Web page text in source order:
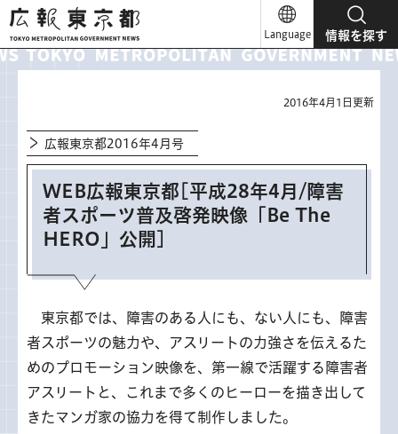
広報東京都
Language 情報を探す
2016年4月1日更新
広報東京都2016年4月号
WEB広報東京都[平成28年4月/障害
者スポーツ普及啓発映像「Be The
HERO」公開]
東京都では、障害のある人にも、ない人にも、障害
者スポーツの魅力や、アスリートの力強さを伝えるた
めのプロモーション映像を、第一線で活躍する障害者
アスリートと、これまで多くのヒーローを描き出して
きたマンガ家の協力を得て制作しました。